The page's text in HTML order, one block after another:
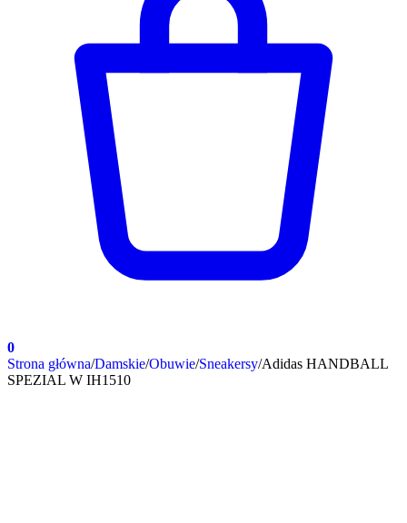
0
Strona główna/Damskie/Obuwie/Sneakersy/Adidas HANDBALL
SPEZIAL W IH1510